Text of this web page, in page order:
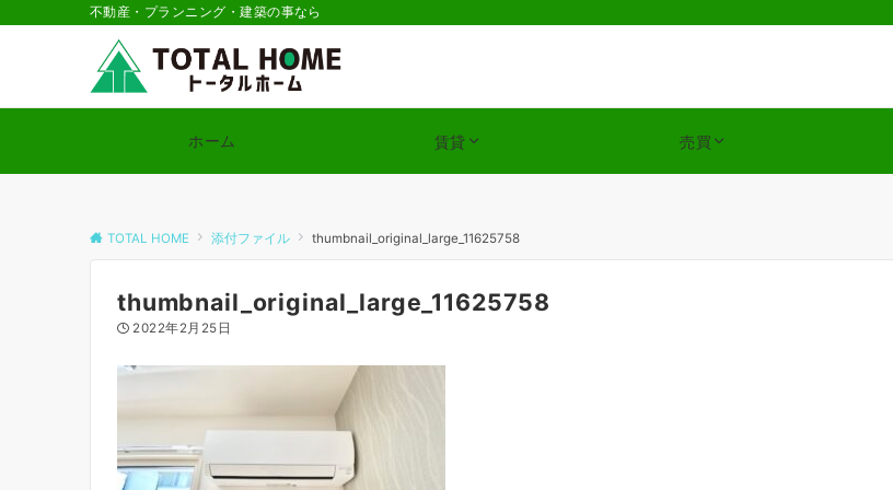
不動産・プランニング・建築の事なら
ホーム 賃貸 売買
TOTAL HOME 添付ファイル thumbnail_original_large_11625758
thumbnail_original_large_11625758
2022年2月25日